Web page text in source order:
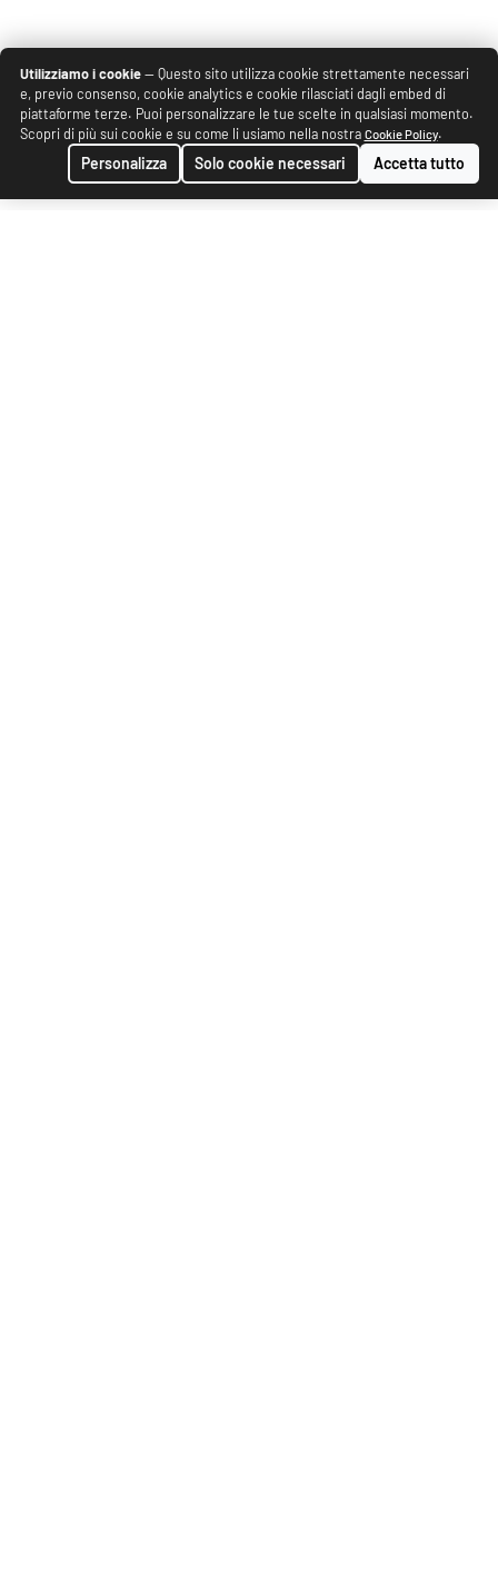
Utilizziamo i cookie— Questo sito utilizza cookie strettamente necessari
e, previo consenso, cookie analytics e cookie rilasciati dagli embed di
piattaforme terze. Puoi personalizzare le tue scelte in qualsiasi momento.
Scopri di più sui cookie e su come li usiamo nella nostra Cookie Policy.
Personalizza Solo cookie necessari Accetta tutto